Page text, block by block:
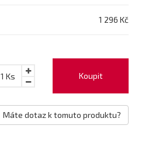
1 296 Kč
Koupit
1 Ks
Máte dotaz k tomuto produktu?